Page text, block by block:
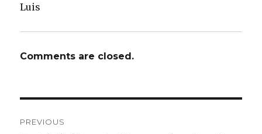
Luis
Comments are closed.
PREVIOUS